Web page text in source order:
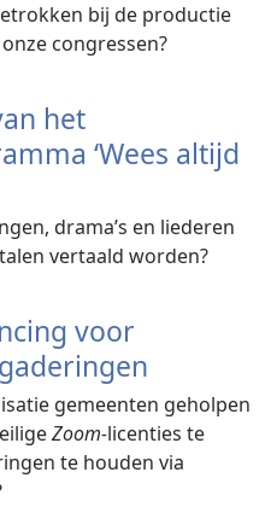
bij de productie
congressen?
het
‘Wees altijd
drama’s en liederen
vertaald worden?
voor
gemeenten geholpen
Zoom-licenties te
te houden via